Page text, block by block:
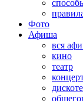
Фото
Афиша
вся
кино
театр